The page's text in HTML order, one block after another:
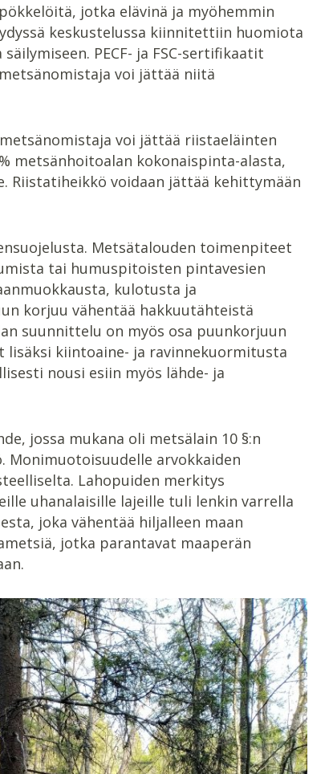
jotka elävinä ja myöhemmin
keskustelussa kiinnitettiin huomiota
PECF- ja FSC-sertifikaatit
voi jättää niitä
voi jättää riistaeläinten
metsänhoitoalan kokonaispinta-alasta,
Riistatiheikkö voidaan jättää kehittymään
Metsätalouden toimenpiteet
tai humuspitoisten pintavesien
kulotusta ja
korjuu vähentää hakkuutähteistä
suunnittelu on myös osa puunkorjuun
kiintoaine- ja ravinnekuormitusta
nousi esiin myös lähde- ja
jossa mukana oli metsälain 10 §:n
Monimuotoisuudelle arvokkaiden
Lahopuiden merkitys
uhanalaisille lajeille tuli lenkin varrella
joka vähentää hiljalleen maan
jotka parantavat maaperän